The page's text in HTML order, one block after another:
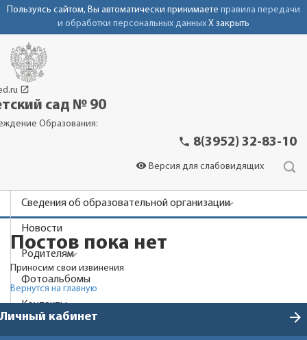
Пользуясь сайтом, Вы автоматически принимаете правила передачи
и обработки персональных данных X закрыть
launch
сад № 90
Образования:
phone 8(3952) 32-83-10
visibility Версия для слабовидящих
Сведения об образовательной организации
Новости
Родителям
Фотоальбомы
Контакты
Постов пока нет
Приносим свои извинения
Вернутся на главную
Личный кабинет arrow_forward